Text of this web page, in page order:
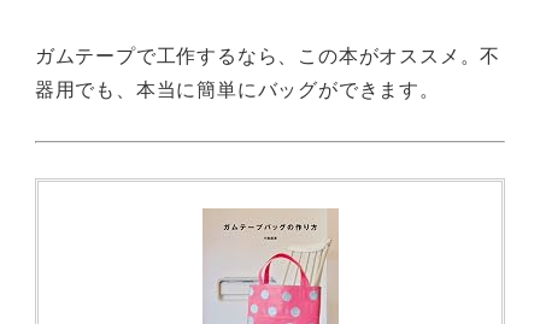
ガムテープで工作するなら、この本がオススメ。不
器用でも、本当に簡単にバッグができます。